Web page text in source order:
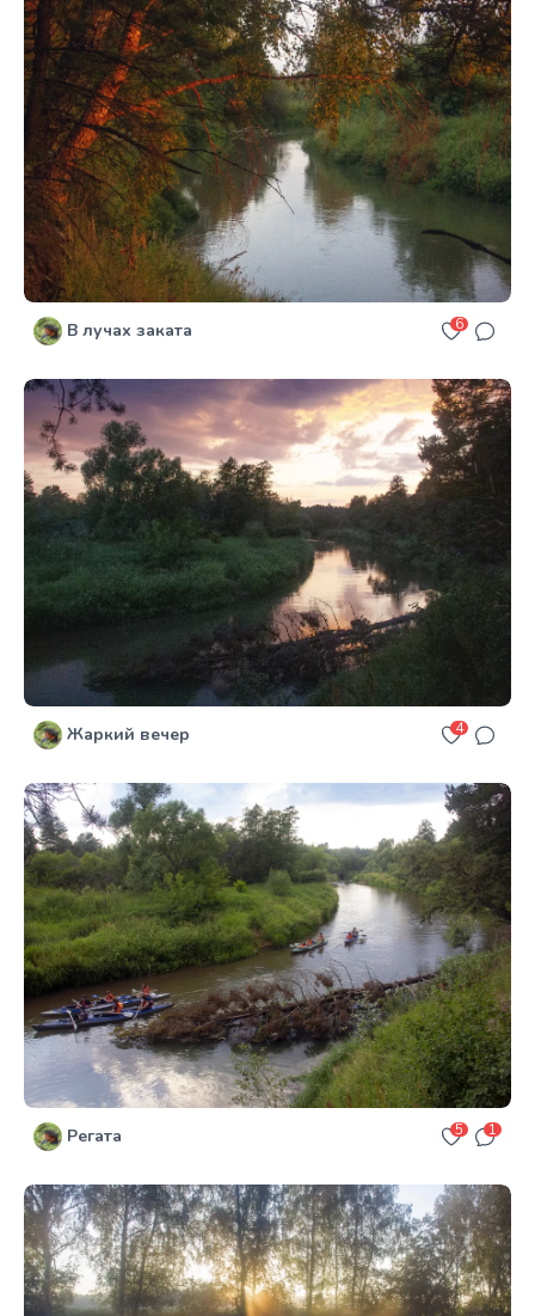
В лучах заката 6
Жаркий вечер 4
Регата 5 1